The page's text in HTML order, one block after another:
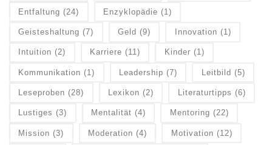
Entfaltung (24) Enzyklopädie (1)
Geisteshaltung (7) Geld (9) Innovation (1)
Intuition (2) Karriere (11) Kinder (1)
Kommunikation (1) Leadership (7) Leitbild (5)
Leseproben (28) Lexikon (2) Literaturtipps (6)
Lustiges (3) Mentalität (4) Mentoring (22)
Mission (3) Moderation (4) Motivation (12)